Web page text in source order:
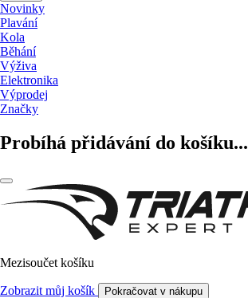
Novinky
Plavání
Kola
Běhání
Výživa
Elektronika
Výprodej
Značky
Probíhá přidávání do košíku...
Mezisoučet košíku
Zobrazit můj košík Pokračovat v nákupu